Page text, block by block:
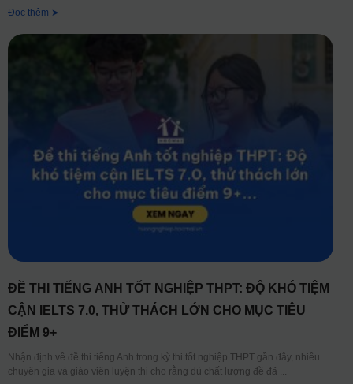
Đọc thêm ➤
ĐỀ THI TIẾNG ANH TỐT NGHIỆP THPT: ĐỘ KHÓ TIỆM
CẬN IELTS 7.0, THỬ THÁCH LỚN CHO MỤC TIÊU
ĐIỂM 9+
Nhận định về đề thi tiếng Anh trong kỳ thi tốt nghiệp THPT gần đây, nhiều
chuyên gia và giáo viên luyện thi cho rằng dù chất lượng đề đã